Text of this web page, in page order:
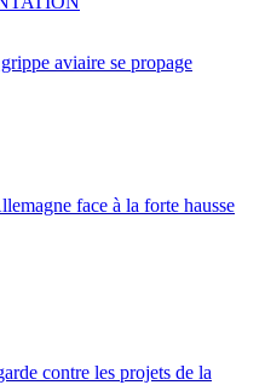
aviaire se propage
face à la forte hausse
contre les projets de la